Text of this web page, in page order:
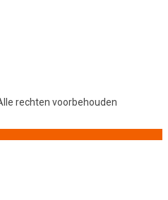
rechten voorbehouden